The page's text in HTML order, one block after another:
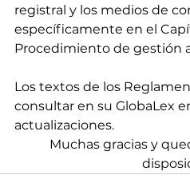
registral y los medios de
específicamente en el
Procedimiento de gestión
Los textos de los
consultar en su GlobaLex
actualizaciones.
Muchas gracias y